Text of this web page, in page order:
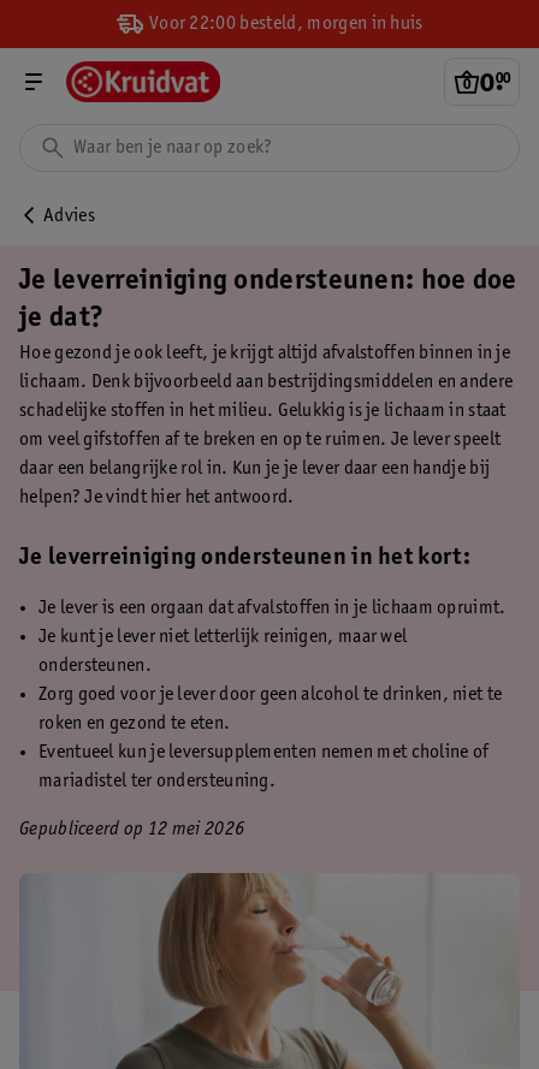
Voor 22:00 besteld, morgen in huis
0.
00
Advies
Je leverreiniging ondersteunen: hoe doe
je dat?
Hoe gezond je ook leeft, je krijgt altijd afvalstoffen binnen in je
lichaam. Denk bijvoorbeeld aan bestrijdingsmiddelen en andere
schadelijke stoffen in het milieu. Gelukkig is je lichaam in staat
om veel gifstoffen af te breken en op te ruimen. Je lever speelt
daar een belangrijke rol in. Kun je je lever daar een handje bij
helpen? Je vindt hier het antwoord.
Je leverreiniging ondersteunen in het kort:
Je lever is een orgaan dat afvalstoffen in je lichaam opruimt.
Je kunt je lever niet letterlijk reinigen, maar wel
ondersteunen.
Zorg goed voor je lever door geen alcohol te drinken, niet te
roken en gezond te eten.
Eventueel kun je leversupplementen nemen met choline of
mariadistel ter ondersteuning.
Gepubliceerd op 12 mei 2026